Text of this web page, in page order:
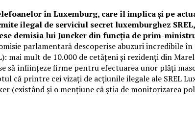
în Luxemburg, care îl implica și pe
ilegal de serviciul secret luxemburghez
demisia lui Juncker din funcția de prim-
parlamentară descoperise abuzuri incredibile
mai mult de 10.000 de cetățeni și rezidenți din
să înființeze firme pentru efectuarea unor plăți
că printre cei vizați de acțiunile ilegale ale SREL
(existând și o mențiune că știa de monitorizarea